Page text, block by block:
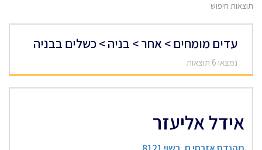
תוצאות חיפוש
עדים מומחים > אחר > בניה > כשלים בבניה
נמצאו 6 תוצאות
אידל אליעזר